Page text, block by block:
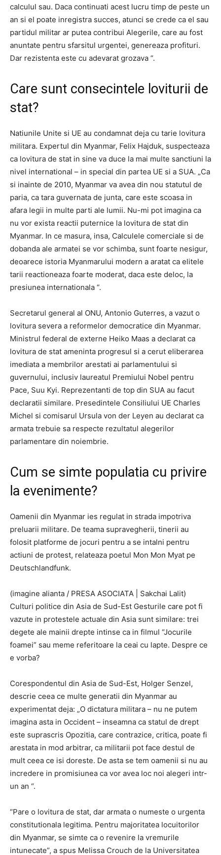
calculul sau. Daca continuati acest lucru timp de peste un
an si el poate inregistra succes, atunci se crede ca el sau
partidul militar ar putea contribui Alegerile, care au fost
anuntate pentru sfarsitul urgentei, genereaza profituri.
Dar rezistenta este cu adevarat grozava “.
Care sunt consecintele loviturii de
stat?
Natiunile Unite si UE au condamnat deja cu tarie lovitura
militara. Expertul din Myanmar, Felix Hajduk, suspecteaza
ca lovitura de stat in sine va duce la mai multe sanctiuni la
nivel international – in special din partea UE si a SUA. „Ca
si inainte de 2010, Myanmar va avea din nou statutul de
paria, ca tara guvernata de junta, care este scoasa in
afara legii in multe parti ale lumii. Nu-mi pot imagina ca
nu vor exista reactii puternice la lovitura de stat din
Myanmar. In ce masura, insa, Calculele comerciale si de
dobanda ale armatei se vor schimba, sunt foarte nesigur,
deoarece istoria Myanmarului modern a aratat ca elitele
tarii reactioneaza foarte moderat, daca este deloc, la
presiunea internationala “.
Secretarul general al ONU, Antonio Guterres, a vazut o
lovitura severa a reformelor democratice din Myanmar.
Ministrul federal de externe Heiko Maas a declarat ca
lovitura de stat ameninta progresul si a cerut eliberarea
imediata a membrilor arestati ai parlamentului si
guvernului, inclusiv laureatul Premiului Nobel pentru
Pace, Suu Kyi. Reprezentanti de top din SUA au facut
declaratii similare. Presedintele Consiliului UE Charles
Michel si comisarul Ursula von der Leyen au declarat ca
armata trebuie sa respecte rezultatul alegerilor
parlamentare din noiembrie.
Cum se simte populatia cu privire
la evenimente?
Oamenii din Myanmar ies regulat in strada impotriva
preluarii militare. De teama supravegherii, tinerii au
folosit platforme de jocuri pentru a se intalni pentru
actiuni de protest, relateaza poetul Mon Mon Myat pe
Deutschlandfunk.
(imagine alianta / PRESA ASOCIATA | Sakchai Lalit)
Culturi politice din Asia de Sud-Est Gesturile care pot fi
vazute in protestele actuale din Asia sunt similare: trei
degete ale mainii drepte intinse ca in filmul “Jocurile
foamei” sau meme referitoare la ceai cu lapte. Despre ce
e vorba?
Corespondentul din Asia de Sud-Est, Holger Senzel,
descrie ceea ce multe generatii din Myanmar au
experimentat deja: „O dictatura militara – nu ne putem
imagina asta in Occident – inseamna ca statul de drept
este suprascris Opozitia, care contrazice, critica, poate fi
arestata in mod arbitrar, ca militarii pot face destul de
mult ceea ce isi doreste. De asta se tem oamenii si nu au
incredere in promisiunea ca vor avea loc noi alegeri intr-
un an “.
“Pare o lovitura de stat, dar armata o numeste o urgenta
constitutionala legitima. Pentru majoritatea locuitorilor
din Myanmar, se simte ca o revenire la vremurile
intunecate”, a spus Melissa Crouch de la Universitatea